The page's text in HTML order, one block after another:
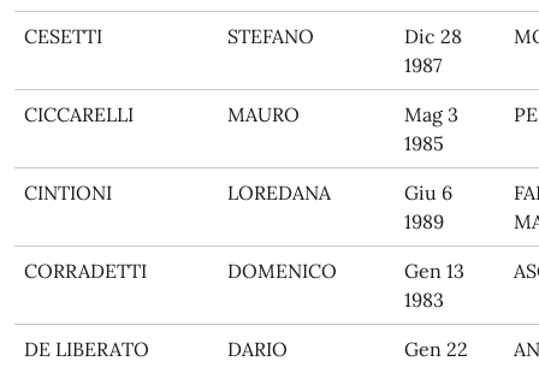
CESETTI STEFANO
Dic 28
1987
CICCARELLI MAURO
Mag 3
1985
CINTIONI LOREDANA
Giu 6
1989
CORRADETTI DOMENICO
Gen 13
1983
DE LIBERATO DARIO
Gen 22